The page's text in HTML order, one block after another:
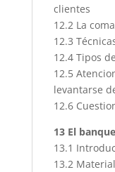
clientes
12.2 La
12.3
12.4 Tipos
12.5
levantarse
12.6
13 El
13.1
13.2